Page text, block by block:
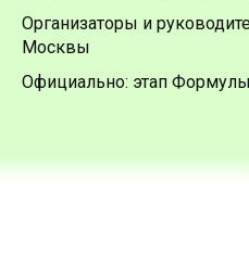
Организаторы и
Москвы
Официально: этап